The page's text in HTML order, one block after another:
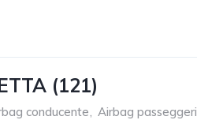
(121)
conducente, Airbag passeggeri